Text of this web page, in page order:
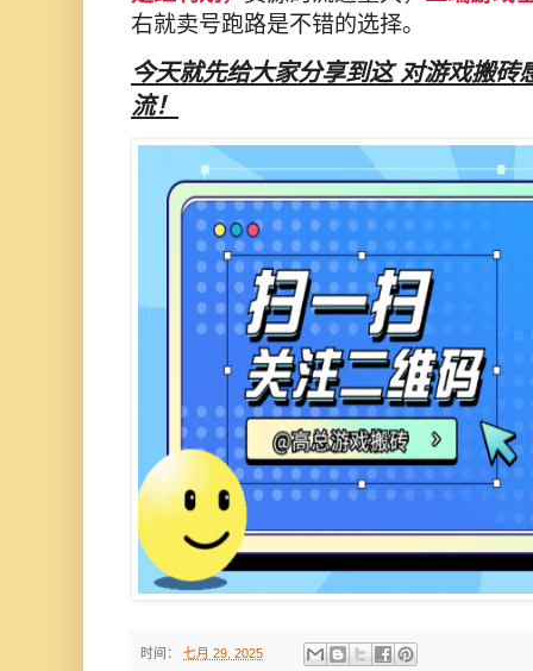
右就卖号跑路是不错的选择。
今天就先给大家分享到这 对游戏搬砖
流！
时间： 七月 29, 2025